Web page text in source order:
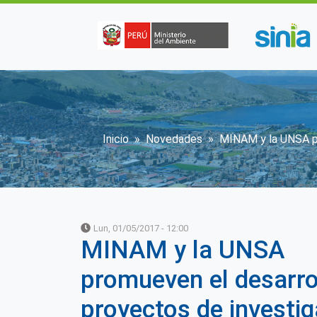
Sobrescribir enlaces
Inicio Novedades MINAM y la UNSA
Lun, 01/05/2017 - 12:00
MINAM y la UNSA
promueven el
proyectos de